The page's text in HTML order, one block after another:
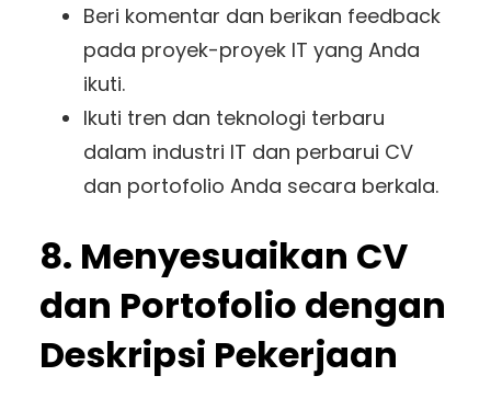
Beri komentar dan berikan feedback
pada proyek-proyek IT yang Anda
ikuti.
Ikuti tren dan teknologi terbaru
dalam industri IT dan perbarui CV
dan portofolio Anda secara berkala.
8. Menyesuaikan CV
dan Portofolio dengan
Deskripsi Pekerjaan